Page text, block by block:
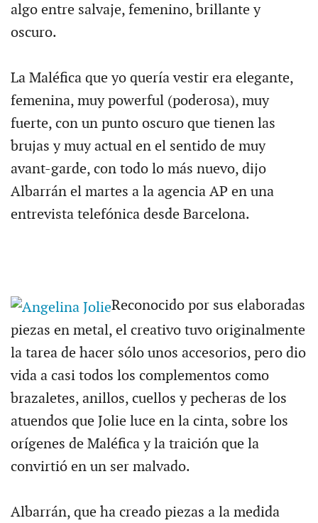
algo entre salvaje, femenino, brillante y
oscuro.
La Maléfica que yo quería vestir era elegante,
femenina, muy powerful (poderosa), muy
fuerte, con un punto oscuro que tienen las
brujas y muy actual en el sentido de muy
avant-garde, con todo lo más nuevo, dijo
Albarrán el martes a la agencia AP en una
entrevista telefónica desde Barcelona.
Reconocido por sus elaboradas
piezas en metal, el creativo tuvo originalmente
la tarea de hacer sólo unos accesorios, pero dio
vida a casi todos los complementos como
brazaletes, anillos, cuellos y pecheras de los
atuendos que Jolie luce en la cinta, sobre los
orígenes de Maléfica y la traición que la
convirtió en un ser malvado.
Albarrán, que ha creado piezas a la medida